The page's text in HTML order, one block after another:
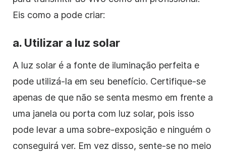
Eis como a pode criar:
a. Utilizar a luz solar
A luz solar é a fonte de iluminação perfeita e
pode utilizá-la em seu benefício. Certifique-se
apenas de que não se senta mesmo em frente a
uma janela ou porta com luz solar, pois isso
pode levar a uma sobre-exposição e ninguém o
conseguirá ver. Em vez disso, sente-se no meio